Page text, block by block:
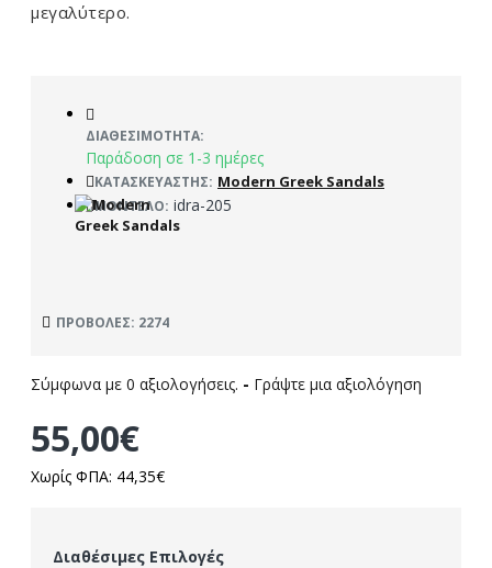
μεγαλύτερο.
ΔΙΑΘΕΣΙΜΌΤΗΤΑ:
Παράδοση σε 1-3 ημέρες
ΚΑΤΑΣΚΕΥΑΣΤΉΣ: Modern Greek Sandals
ΜΟΝΤΈΛΟ: idra-205
ΠΡΟΒΟΛΈΣ: 2274
Σύμφωνα με 0 αξιολογήσεις. - Γράψτε μια αξιολόγηση
55,00€
Χωρίς ΦΠΑ: 44,35€
Διαθέσιμες Επιλογές